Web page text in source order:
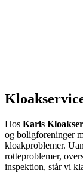
Hos Karls
og boligforeninger
kloakproblemer.
rotteproblemer,
inspektion, står vi